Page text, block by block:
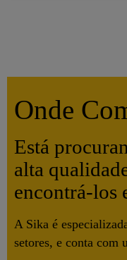
Onde
Está
alta
encontrá-los
A Sika é
setores, e conta com